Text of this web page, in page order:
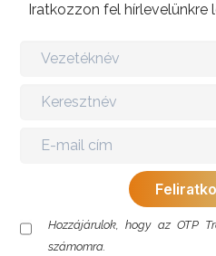
Iratkozzon fel hírlevelünkre
Hozzájárulok, hogy az OTP
számomra.